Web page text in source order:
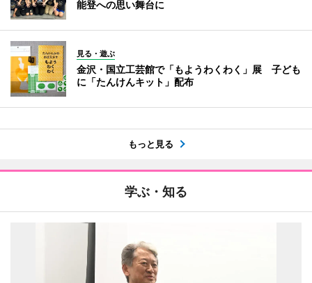
能登への思い舞台に
見る・遊ぶ
金沢・国立工芸館で「もようわくわく」展 子ども
に「たんけんキット」配布
もっと見る
学ぶ・知る